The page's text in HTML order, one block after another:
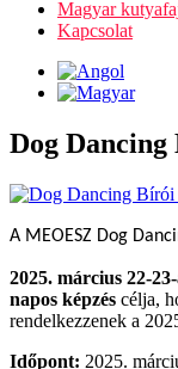
Magyar
Kapcsolat
Dog Dancing
A MEOESZ Dog
2025. március 22-
napos képzés célja,
rendelkezzenek a
Időpont: 2025.